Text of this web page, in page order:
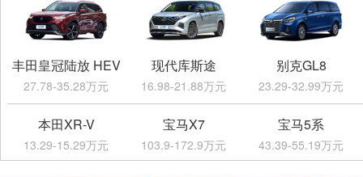
丰田皇冠陆放 HEV
27.78-35.28万元
现代库斯途
16.98-21.88万元
别克GL8
23.29-32.99万元
本田XR-V
13.29-15.29万元
宝马X7
103.9-172.9万元
宝马5系
43.39-55.19万元